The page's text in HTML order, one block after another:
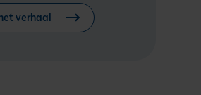
verhaal